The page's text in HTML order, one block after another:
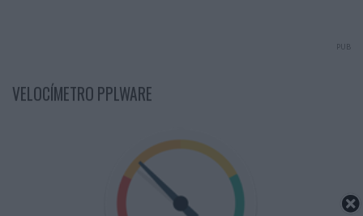
PUB
VELOCÍMETRO PPLWARE